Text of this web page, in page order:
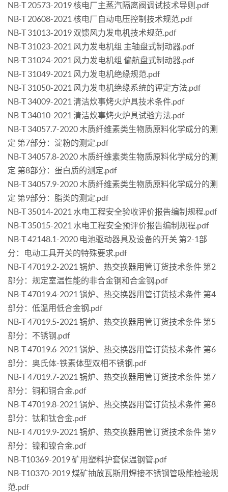
NB-T 20573-2019 核电厂主蒸汽隔离阀调试技术导则.pdf
NB-T 20608-2021 核电厂自动电压控制技术规范.pdf
NB-T 31013-2019 双馈风力发电机技术规范.pdf
NB-T 31023-2021 风力发电机组 主轴盘式制动器.pdf
NB-T 31024-2021 风力发电机组 偏航盘式制动器.pdf
NB-T 31049-2021 风力发电机绝缘规范.pdf
NB-T 31050-2021 风力发电机绝缘系统的评定方法.pdf
NB-T 34009-2021 清洁炊事烤火炉具技术条件.pdf
NB-T 34010-2021 清洁炊事烤火炉具试验方法.pdf
NB-T 34057.7-2020 木质纤维素类生物质原料化学成分的测
定 第7部分：淀粉的测定.pdf
NB-T 34057.8-2020 木质纤维素类生物质原料化学成分的测
定 第8部分：蛋白质的测定.pdf
NB-T 34057.9-2020 木质纤维素类生物质原料化学成分的测
定 第9部分：脂类的测定.pdf
NB-T 35014-2021 水电工程安全验收评价报告编制规程.pdf
NB-T 35015-2021 水电工程安全预评价报告编制规程.pdf
NB-T 42148.1-2020 电池驱动器具及设备的开关 第2-1部
分：电动工具开关的特殊要求.pdf
NB-T 47019.2-2021 锅炉、热交换器用管订货技术条件 第2
部分：规定室温性能的非合金钢和合金钢.pdf
NB-T 47019.4-2021 锅炉、热交换器用管订货技术条件 第4
部分：低温用低合金钢.pdf
NB-T 47019.5-2021 锅炉、热交换器用管订货技术条件 第5
部分：不锈钢.pdf
NB-T 47019.6-2021 锅炉、热交换器用管订货技术条件 第6
部分：奥氏体-铁素体型双相不锈钢.pdf
NB-T 47019.7-2021 锅炉、热交换器用管订货技术条件 第7
部分：铜和铜合金.pdf
NB-T 47019.8-2021 锅炉、热交换器用管订货技术条件 第8
部分：钛和钛合金.pdf
NB-T 47019.9-2021 锅炉、热交换器用管订货技术条件 第9
部分：镍和镍合金.pdf
NB-T10369-2019 矿用塑料护套保温钢管.pdf
NB-T10370-2019 煤矿抽放瓦斯用焊接不锈钢管吸能检验规
范.pdf